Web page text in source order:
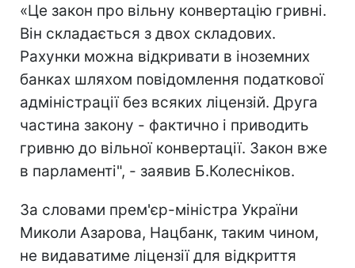
«Це закон про вільну конвертацію гривні.
Він складається з двох складових.
Рахунки можна відкривати в іноземних
банках шляхом повідомлення податкової
адміністрації без всяких ліцензій. Друга
частина закону - фактично і приводить
гривню до вільної конвертації. Закон вже
в парламенті", - заявив Б.Колесніков.
За словами прем'єр-міністра України
Миколи Азарова, Нацбанк, таким чином,
не видаватиме ліцензії для відкриття